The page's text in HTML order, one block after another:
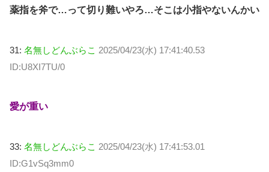
薬指を斧で…って切り難いやろ…そこは小指やないんかい
31: 名無しどんぶらこ 2025/04/23(水) 17:41:40.53
ID:U8XI7TU/0
愛が重い
33: 名無しどんぶらこ 2025/04/23(水) 17:41:53.01
ID:G1vSq3mm0